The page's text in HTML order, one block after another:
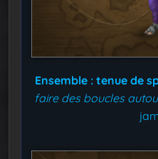
Ensemble : tenue de
faire des boucles